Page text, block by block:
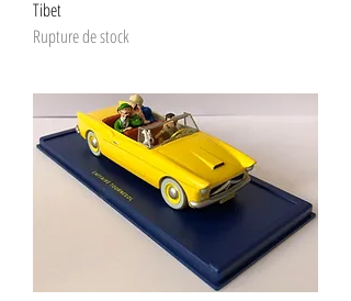
Tibet
Rupture de stock